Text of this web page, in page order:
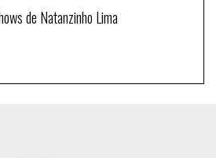
de Natanzinho Lima